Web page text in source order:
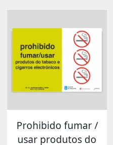
Prohibido fumar /
usar produtos do